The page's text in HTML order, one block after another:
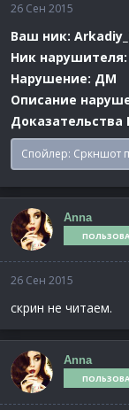
26 Сен 2015
Ваш ник:
Ник нарушителя:
Нарушение: ДМ
Описание
Спойлер: Сркншот
Anna
26 Сен 2015
скрин не читаем.
Anna